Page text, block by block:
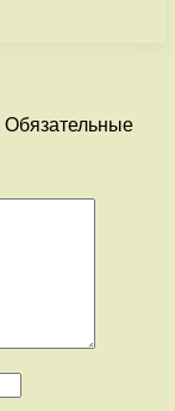
Обязательные